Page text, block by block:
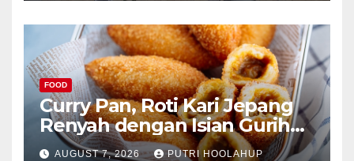
FOOD
Curry Pan, Roti Kari Jepang
Renyah dengan Isian Gurih
Menggoda
AUGUST 7, 2026 PUTRI HOOLAHUP